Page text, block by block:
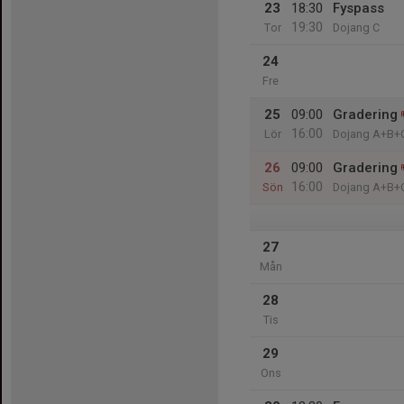
23
Tor
18:30
19:30
Fyspass
Dojang C
24
Fre
25
Lör
09:00
16:00
Gradering
Dojang
26
Sön
09:00
16:00
Gradering
Dojang
27
Mån
28
Tis
29
Ons